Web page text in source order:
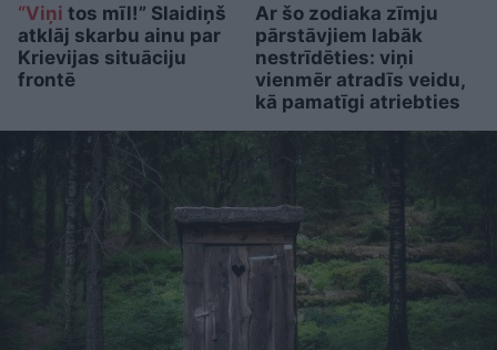
“Viņi tos mīl!” Slaidiņš
atklāj skarbu ainu par
Krievijas situāciju
frontē
Ar šo zodiaka zīmju
pārstāvjiem labāk
nestrīdēties: viņi
vienmēr atradīs veidu,
kā pamatīgi atriebties